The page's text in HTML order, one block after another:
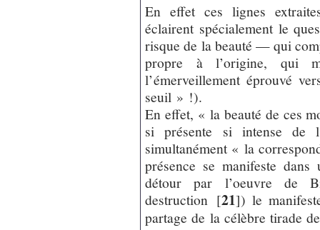
En effet ces lignes
éclairent spécialement le
risque de la beauté — qui
propre à l’origine, qui
l’émerveillement éprouvé
seuil » !).
En effet, « la beauté de ces
si présente si intense de
simultanément « la
présence se manifeste
détour par l’oeuvre de
destruction [21]) le
partage de la célèbre tirade